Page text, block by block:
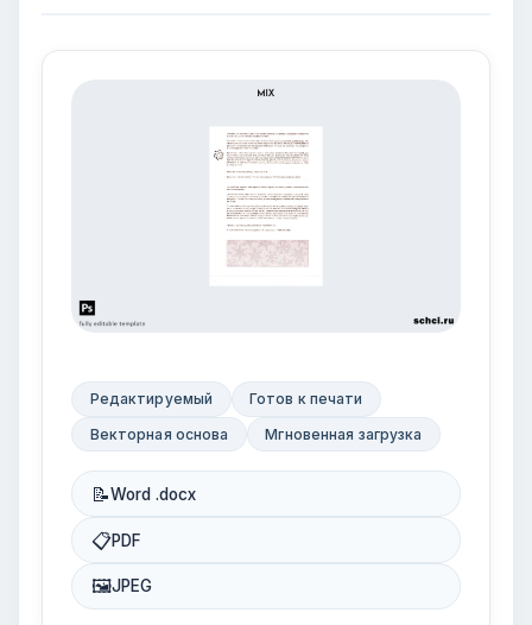
Редактируемый
Готов к печати
Векторная основа
Мгновенная загрузка
📝Word .docx
📋PDF
🖼JPEG